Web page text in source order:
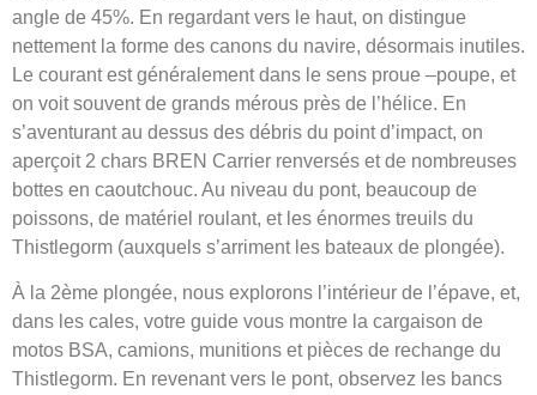
angle de 45%. En regardant vers le haut, on distingue
nettement la forme des canons du navire, désormais inutiles.
Le courant est généralement dans le sens proue –poupe, et
on voit souvent de grands mérous près de l’hélice. En
s’aventurant au dessus des débris du point d’impact, on
aperçoit 2 chars BREN Carrier renversés et de nombreuses
bottes en caoutchouc. Au niveau du pont, beaucoup de
poissons, de matériel roulant, et les énormes treuils du
Thistlegorm (auxquels s’arriment les bateaux de plongée).
À la 2ème plongée, nous explorons l’intérieur de l’épave, et,
dans les cales, votre guide vous montre la cargaison de
motos BSA, camions, munitions et pièces de rechange du
Thistlegorm. En revenant vers le pont, observez les bancs